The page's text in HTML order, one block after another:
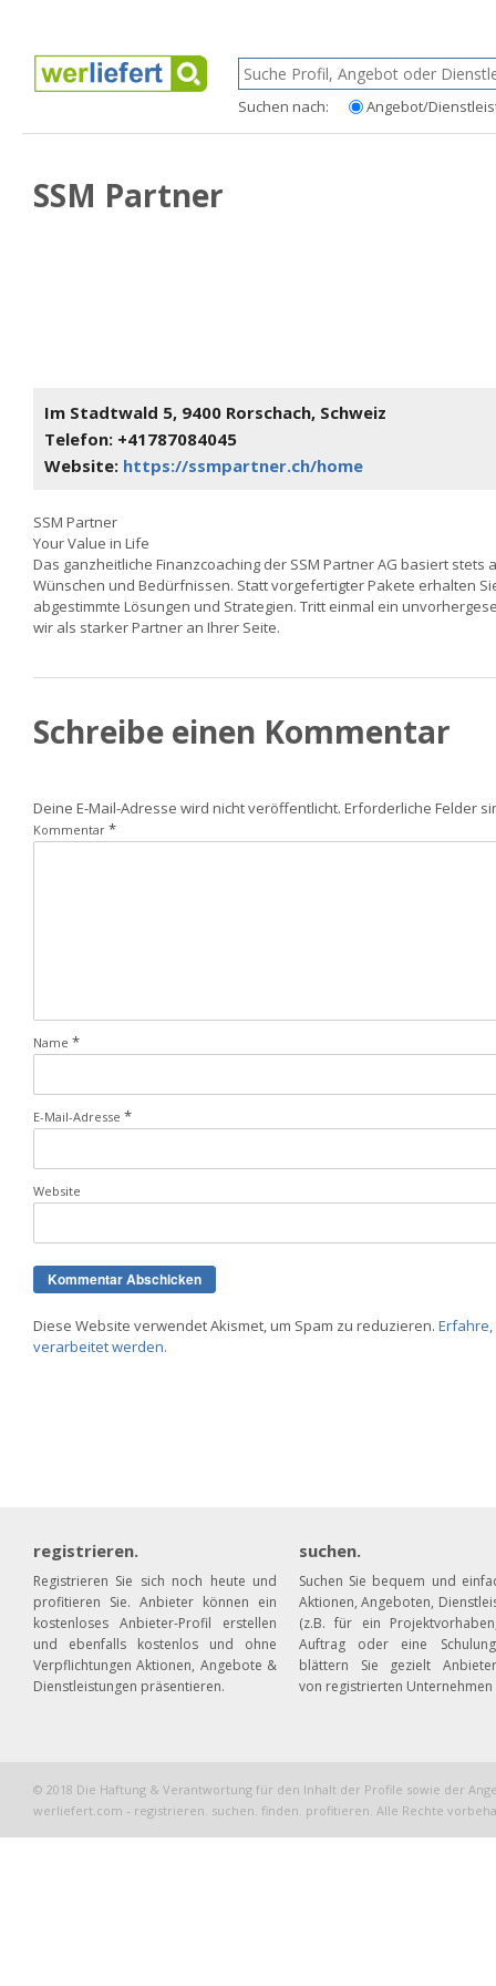
Suchen nach: Angebot/
SSM Partner
Im Stadtwald 5, 9400 Rorschach, Schweiz
Telefon: +41787084045
Website: https://ssmpartner.ch/home
SSM Partner
Your Value in Life
Das ganzheitliche Finanzcoaching der SSM Partner AG basiert
Wünschen und Bedürfnissen. Statt vorgefertigter Pakete erhalten
abgestimmte Lösungen und Strategien. Tritt einmal ein
wir als starker Partner an Ihrer Seite.
Schreibe einen Kommentar
Deine E-Mail-Adresse wird nicht veröffentlicht. Erforderliche Felder
Kommentar *
Name *
E-Mail-Adresse *
Website
Diese Website verwendet Akismet, um Spam zu reduzieren.
verarbeitet werden.
registrieren.
Registrieren Sie sich noch heute und
profitieren Sie. Anbieter können ein
kostenloses Anbieter-Profil erstellen
und ebenfalls kostenlos und ohne
Verpflichtungen Aktionen, Angebote &
Dienstleistungen präsentieren.
suchen.
Suchen Sie bequem und
Aktionen, Angeboten,
(z.B. für ein
Auftrag oder eine
blättern Sie gezielt
von registrierten Unternehmen
© 2018 Die Haftung & Verantwortung für den Inhalt der Profile sowie der
werliefert.com - registrieren. suchen. finden. profitieren. Alle Rechte